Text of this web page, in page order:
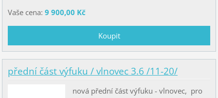
Vaše cena: 9 900,00 Kč
přední část výfuku / vlnovec 3.6 /11-20/
nová přední část výfuku - vlnovec, pro